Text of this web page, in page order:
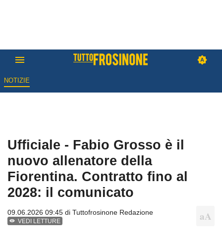
NOTIZIE
Ufficiale - Fabio Grosso è il
nuovo allenatore della
Fiorentina. Contratto fino al
2028: il comunicato
09.06.2026 09:45 di Tuttofrosinone Redazione
VEDI LETTURE